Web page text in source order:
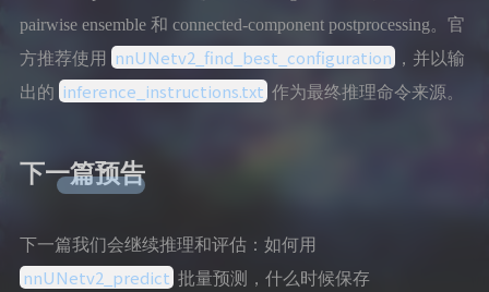
pairwise ensemble 和 connected-component postprocessing。官
方推荐使用
nnUNetv2_find_best_configuration
，并以输
出的 inference_instructions.txt 作为最终推理命令来源。
下一篇预告
下一篇我们会继续推理和评估：如何用
nnUNetv2_predict 批量预测，什么时候保存